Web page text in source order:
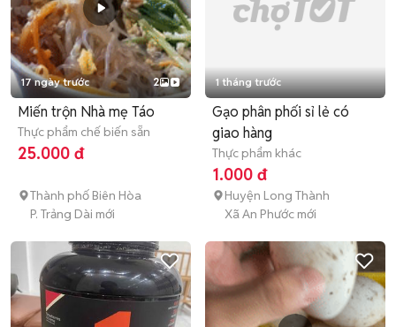
17 ngày trước 2
Miến trộn Nhà mẹ Táo
Thực phẩm chế biến sẵn
25.000 đ
Thành phố Biên Hòa
P. Trảng Dài mới
1 tháng trước
Gạo phân phối sỉ lẻ có
giao hàng
Thực phẩm khác
1.000 đ
Huyện Long Thành
Xã An Phước mới